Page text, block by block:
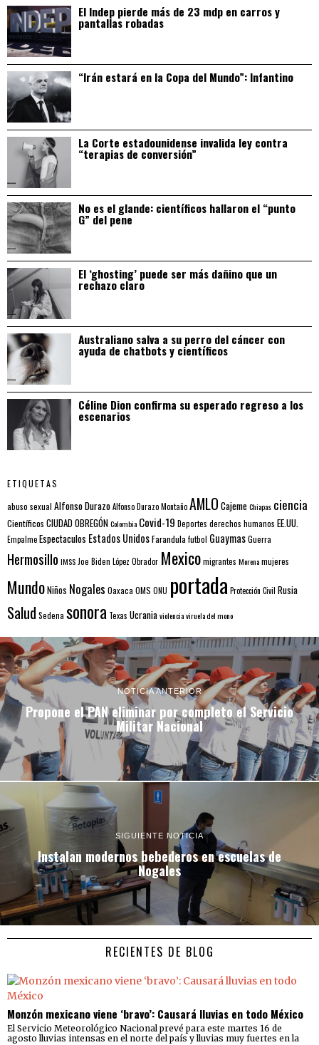
El Indep pierde más de 23 mdp en carros y
pantallas robadas
“Irán estará en la Copa del Mundo”: Infantino
La Corte estadounidense invalida ley contra
“terapias de conversión”
No es el glande: científicos hallaron el “punto
G” del pene
El ‘ghosting’ puede ser más dañino que un
rechazo claro
Australiano salva a su perro del cáncer con
ayuda de chatbots y científicos
Céline Dion confirma su esperado regreso a los
escenarios
ETIQUETAS
abuso sexual Alfonso DurazoAlfonso Durazo MontañoAMLO CajemeChiapas ciencia
Científicos CIUDAD OBREGÓNColombia Covid-19 Deportes derechos humanos EE.UU.
EmpalmeEspectaculos Estados UnidosFarandulafutbol GuaymasGuerra
Hermosillo IMSSJoe Biden López Obrador Mexicomigrantes Morenamujeres
MundoNiños Nogales Oaxaca OMS ONU portada Protección Civil Rusia
Salud Sedena sonora Texas Ucraniaviolenciaviruela del mono
NOTICIA ANTERIOR
Propone el PAN eliminar por completo el Servicio
Militar Nacional
SIGUIENTE NOTICIA
Instalan modernos bebederos en escuelas de
Nogales
RECIENTES DE BLOG
Monzón mexicano viene ‘bravo’: Causará lluvias en todo México
El Servicio Meteorológico Nacional prevé para este martes 16 de
agosto lluvias intensas en el norte del país y lluvias muy fuertes en la